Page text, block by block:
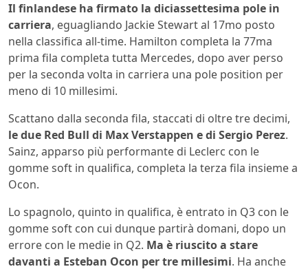
Il finlandese ha firmato la diciassettesima pole in
carriera, eguagliando Jackie Stewart al 17mo posto
nella classifica all-time. Hamilton completa la 77ma
prima fila completa tutta Mercedes, dopo aver perso
per la seconda volta in carriera una pole position per
meno di 10 millesimi.
Scattano dalla seconda fila, staccati di oltre tre decimi,
le due Red Bull di Max Verstappen e di Sergio Perez.
Sainz, apparso più performante di Leclerc con le
gomme soft in qualifica, completa la terza fila insieme a
Ocon.
Lo spagnolo, quinto in qualifica, è entrato in Q3 con le
gomme soft con cui dunque partirà domani, dopo un
errore con le medie in Q2. Ma è riuscito a stare
davanti a Esteban Ocon per tre millesimi. Ha anche